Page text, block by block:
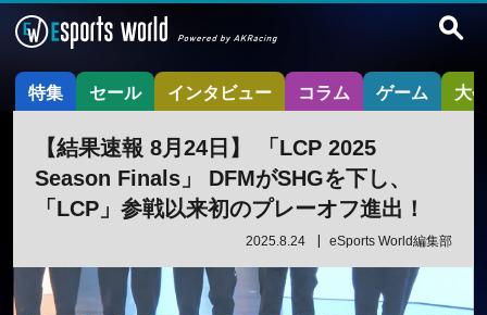
特集 セール インタビュー コラム ゲーム 大
【結果速報 8月24日】 「LCP 2025
Season Finals」 DFMがSHGを下し、
「LCP」参戦以来初のプレーオフ進出！
2025.8.24 eSports World編集部